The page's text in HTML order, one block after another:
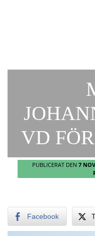
VD
PUBLICERAT DEN 7
Facebook